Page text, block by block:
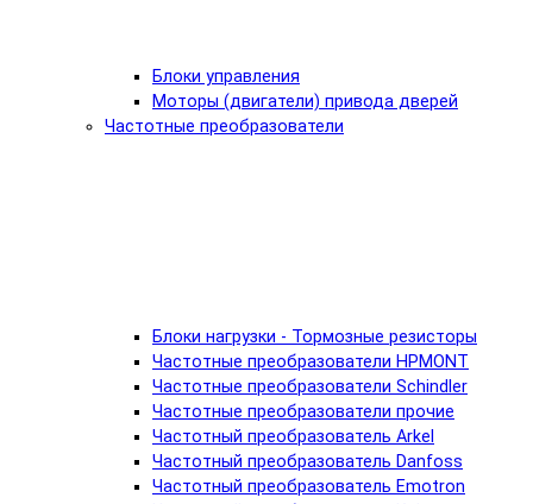
Блоки управления
Моторы (двигатели) привода дверей
Частотные преобразователи
Блоки нагрузки - Тормозные резисторы
Частотные преобразователи HPMONT
Частотные преобразователи Schindler
Частотные преобразователи прочие
Частотный преобразователь Arkel
Частотный преобразователь Danfoss
Частотный преобразователь Emotron